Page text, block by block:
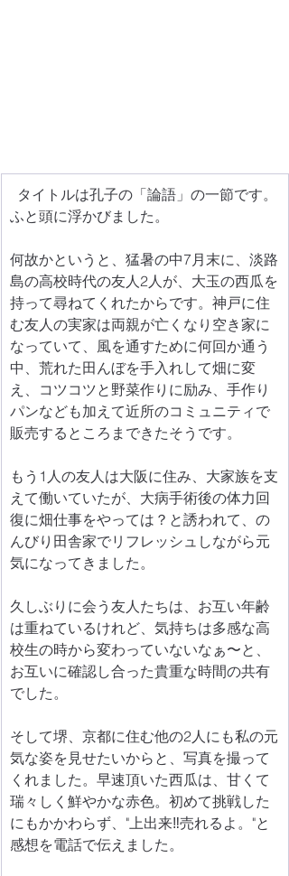
タイトルは孔子の「論語」の一節です。
ふと頭に浮かびました。
何故かというと、猛暑の中7月末に、淡路
島の高校時代の友人2人が、大玉の西瓜を
持って尋ねてくれたからです。神戸に住
む友人の実家は両親が亡くなり空き家に
なっていて、風を通すために何回か通う
中、荒れた田んぼを手入れして畑に変
え、コツコツと野菜作りに励み、手作り
パンなども加えて近所のコミュニティで
販売するところまできたそうです。
もう1人の友人は大阪に住み、大家族を支
えて働いていたが、大病手術後の体力回
復に畑仕事をやっては？と誘われて、の
んびり田舎家でリフレッシュしながら元
気になってきました。
久しぶりに会う友人たちは、お互い年齢
は重ねているけれど、気持ちは多感な高
校生の時から変わっていないなぁ〜と、
お互いに確認し合った貴重な時間の共有
でした。
そして堺、京都に住む他の2人にも私の元
気な姿を見せたいからと、写真を撮って
くれました。早速頂いた西瓜は、甘くて
瑞々しく鮮やかな赤色。初めて挑戦した
にもかかわらず、"上出来‼︎売れるよ。"と
感想を電話で伝えました。